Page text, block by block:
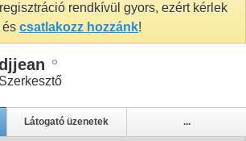
rendkívül gyors, ezért kérlek
és csatlakozz hozzánk!
Szerkesztő
Látogató üzenetek ...